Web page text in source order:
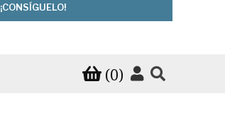
¡CONSÍGUELO!
(0)